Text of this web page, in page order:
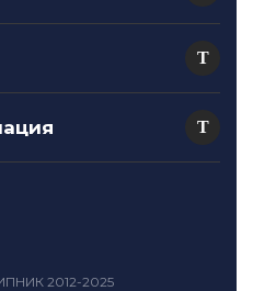
2012-2025